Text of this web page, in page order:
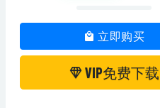
立即购买
VIP免费下载